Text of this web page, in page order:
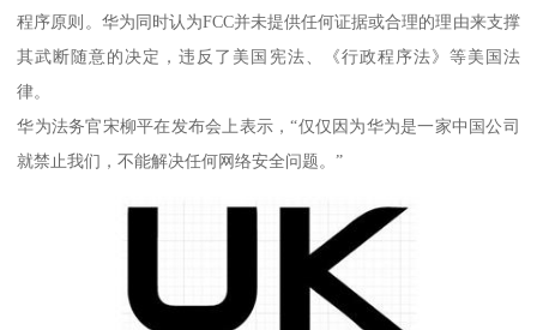
程序原则。华为同时认为FCC并未提供任何证据或合理的理由来支撑
其武断随意的决定，违反了美国宪法、《行政程序法》等美国法
律。
华为法务官宋柳平在发布会上表示，“仅仅因为华为是一家中国公司
就禁止我们，不能解决任何网络安全问题。”